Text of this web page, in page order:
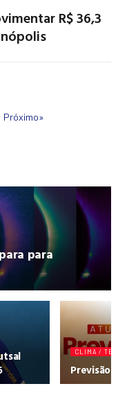
R$ 36,3
Próximo»
para
CLIMA /
Previsão